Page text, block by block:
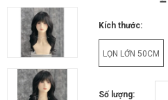
Kích thước:
LỌN LỚN 50CM
Số lượng: